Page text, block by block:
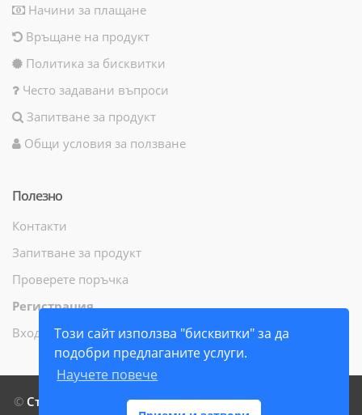
Този сайт използва "бисквитки" за да
подобри предлаганите услуги.
Научете повече
Начини за плащане
Връщане на продукт
Политика за бисквитки
Често задавани въпроси
Запитване за продукт
Общи условия за ползване
Полезно
Контакти
Запитване за продукт
Проверете поръчка
Регистрация
Вход
© СтамилиБук ЕООД- Всички права запазени - 2014 г. -